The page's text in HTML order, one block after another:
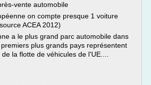
vente automobile
on compte presque 1 voiture
ACEA 2012)
a le plus grand parc automobile dans
plus grands pays représentent
la flotte de véhicules de l'UE....